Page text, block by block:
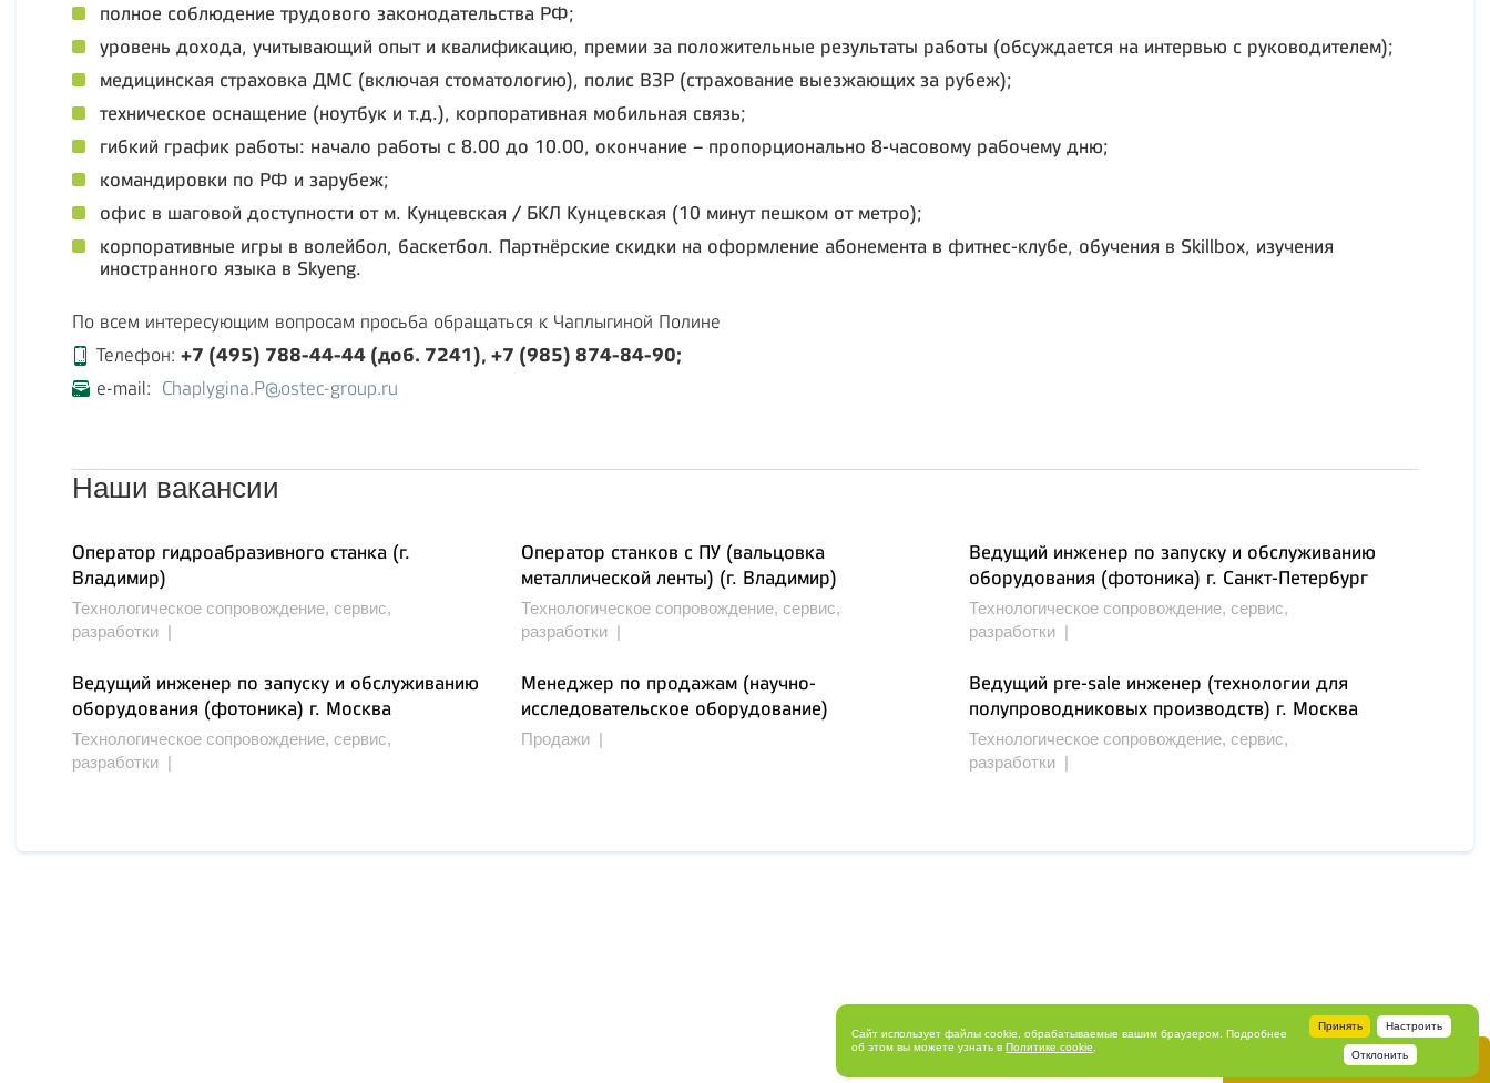
полное соблюдение трудового законодательства РФ;
уровень дохода, учитывающий опыт и квалификацию, премии за положительные результаты работы (обсуждается на интервью с руководителем);
медицинская страховка ДМС (включая стоматологию), полис ВЗР (страхование выезжающих за рубеж);
техническое оснащение (ноутбук и т.д.), корпоративная мобильная связь;
гибкий график работы: начало работы с 8.00 до 10.00, окончание – пропорционально 8-часовому рабочему дню;
командировки по РФ и зарубеж;
офис в шаговой доступности от м. Кунцевская / БКЛ Кунцевская (10 минут пешком от метро);
корпоративные игры в волейбол, баскетбол. Партнёрские скидки на оформление абонемента в фитнес-клубе, обучения в Skillbox, изучения
иностранного языка в Skyeng.
По всем интересующим вопросам просьба обращаться к Чаплыгиной Полине
Телефон: +7 (495) 788-44-44 (доб. 7241), +7 (985) 874-84-90;
e-mail: Chaplygina.P@ostec-group.ru
Наши вакансии
Оператор гидроабразивного станка (г.
Владимир)
Технологическое сопровождение, сервис,
разработки |
Оператор станков с ПУ (вальцовка
металлической ленты) (г. Владимир)
Технологическое сопровождение, сервис,
разработки |
Ведущий инженер по запуску и обслуживанию
оборудования (фотоника) г. Санкт-Петербург
Технологическое сопровождение, сервис,
разработки |
Ведущий инженер по запуску и обслуживанию
оборудования (фотоника) г. Москва
Технологическое сопровождение, сервис,
разработки |
Менеджер по продажам (научно-
исследовательское оборудование)
Продажи |
Ведущий pre-sale инженер (технологии для
полупроводниковых производств) г. Москва
Технологическое сопровождение, сервис,
разработки |
Свяжитесь с нами
Сайт использует файлы cookie, обрабатываемые вашим браузером. Подробнее
об этом вы можете узнать вПолитике cookie
Принять Настроить
Отклонить